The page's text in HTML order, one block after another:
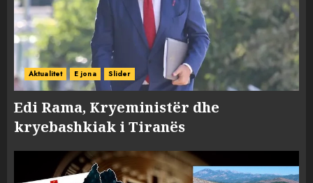
Aktualitet E jona Slider
Edi Rama, Kryeministër dhe
kryebashkiak i Tiranës